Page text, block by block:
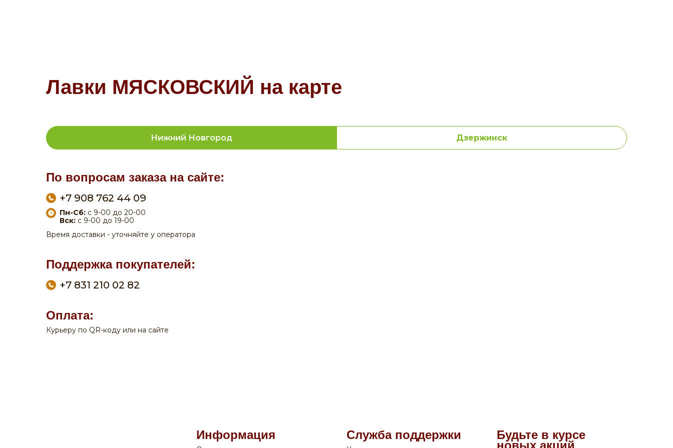
Лавки МЯСКОВСКИЙ на карте
Нижний Новгород Дзержинск
+7 908 762 44 09
+7 831 210 02 82
Пн-Сб: с 9-00 до 20-00
Вск: с 9-00 до 19-00
Время доставки - уточняйте у оператора
Курьеру по QR-коду или на сайте
По вопросам заказа на сайте:
Оплата:
Поддержка покупателей:
Информация Служба поддержки Будьте в курсе
новых акций